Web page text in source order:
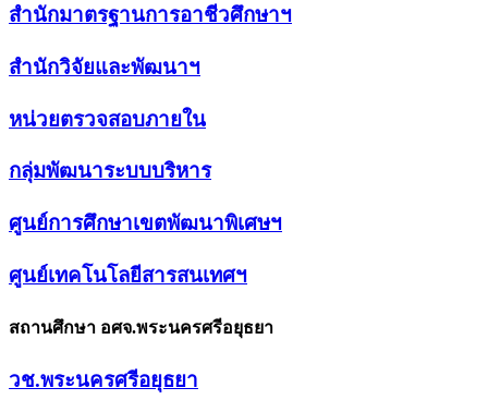
สำนักมาตรฐานการอาชีวศึกษาฯ
สำนักวิจัยและพัฒนาฯ
หน่วยตรวจสอบภายใน
กลุ่มพัฒนาระบบบริหาร
ศูนย์การศึกษาเขตพัฒนาพิเศษฯ
ศูนย์เทคโนโลยีสารสนเทศฯ
สถานศึกษา อศจ.พระนครศรีอยุธยา
วช.พระนครศรีอยุธยา